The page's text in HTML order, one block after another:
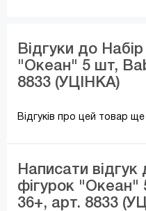
Відгуки до
"Океан" 5 шт,
8833 (УЦІНКА)
Відгуків про цей товар
Написати відгук
фігурок "Океан"
36+, арт. 8833